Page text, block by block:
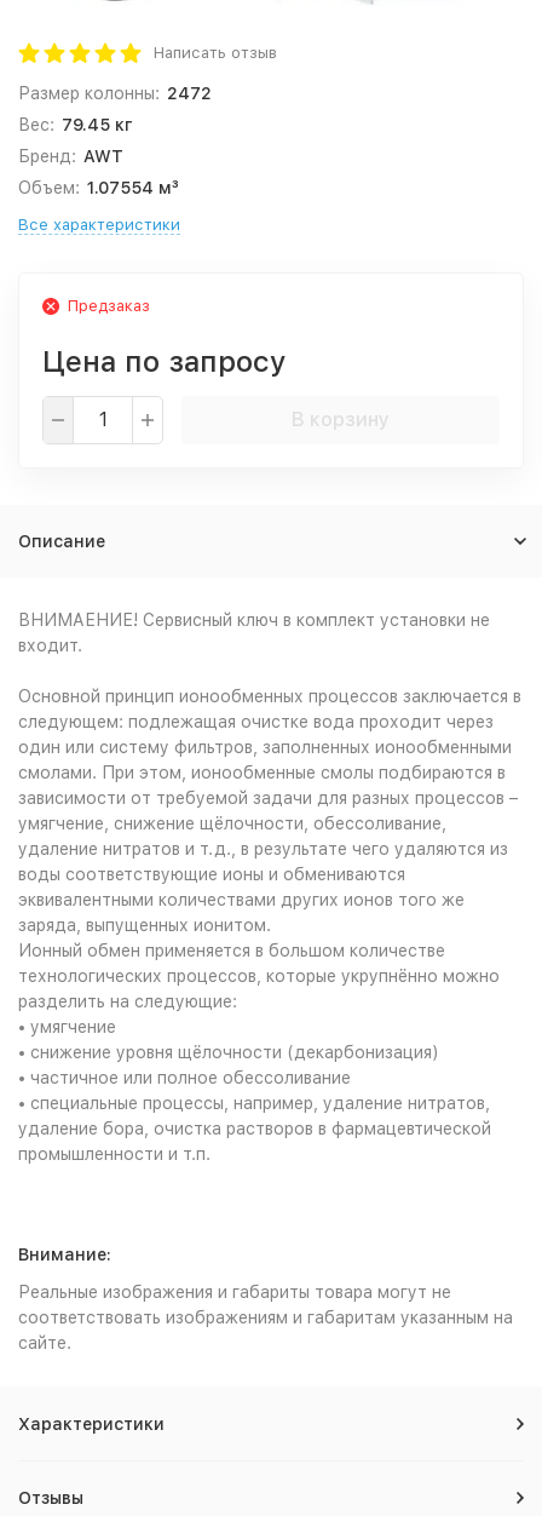
Написать отзыв
Размер колонны: 2472
Вес: 79.45 кг
Бренд: AWT
Объем: 1.07554 м³
Все характеристики
Предзаказ
Цена по запросу
В корзину
Описание
ВНИМАЕНИЕ! Сервисный ключ в комплект установки не
входит.
Основной принцип ионообменных процессов заключается в
следующем: подлежащая очистке вода проходит через
один или систему фильтров, заполненных ионообменными
смолами. При этом, ионообменные смолы подбираются в
зависимости от требуемой задачи для разных процессов –
умягчение, снижение щёлочности, обессоливание,
удаление нитратов и т.д., в результате чего удаляются из
воды соответствующие ионы и обмениваются
эквивалентными количествами других ионов того же
заряда, выпущенных ионитом.
Ионный обмен применяется в большом количестве
технологических процессов, которые укрупнённо можно
разделить на следующие:
• умягчение
• снижение уровня щёлочности (декарбонизация)
• частичное или полное обессоливание
• специальные процессы, например, удаление нитратов,
удаление бора, очистка растворов в фармацевтической
промышленности и т.п.
Внимание:
Реальные изображения и габариты товара могут не
соответствовать изображениям и габаритам указанным на
сайте.
Характеристики
Отзывы